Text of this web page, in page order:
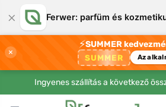
× Ferwer: parfüm és
×
⚡SUMMER
SUMMER Az
Ingyenes szállítás a következő